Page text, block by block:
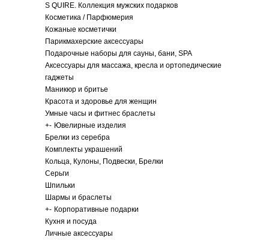
S QUIRE. Коллекция мужских подарков
Косметика / Парфюмерия
Кожаные косметички
Парикмахерские аксессуары
Подарочные наборы для сауны, бани, SPA
Аксессуары для массажа, кресла и ортопедические
гаджеты
Маникюр и бритье
Красота и здоровье для женщин
Умные часы и фитнес браслеты
+- Ювелирные изделия
Брелки из серебра
Комплекты украшений
Кольца, Кулоны, Подвески, Брелки
Серьги
Шпильки
Шармы и браслеты
+- Корпоративные подарки
Кухня и посуда
Личные аксессуары